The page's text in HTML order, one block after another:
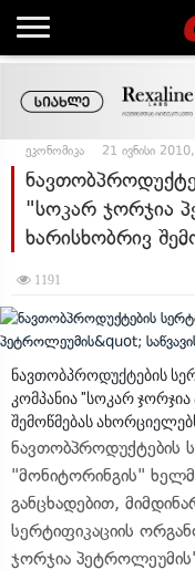
ეკონომიკა 21 ივნისი
"სოკარ ჯორჯია
ხარისხობრივ
1191
ნავთობპროდუქტების
კომპანია "სოკარ
შემოწმებას
ნავთობპროდუქტების
"მონიტორინგის"
განცხადებით,
სერტიფიკაციის
ჯორჯია